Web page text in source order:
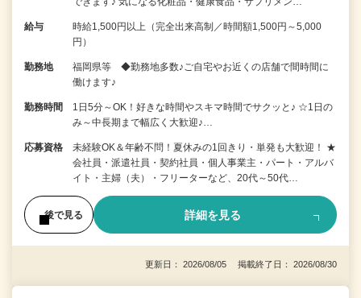
給与
時給1,500円以上（完全出来高制／時間額1,500円～5,000
円）
勤務地
福岡県等 ◆勤務地多数♪ご自宅やお近くの店舗で間時間に
働けます♪
勤務時間
1日5分～OK！好きな時間やスキマ時間でサクッと♪ ☆1日の
み～中長期まで幅広く大歓迎♪…
応募資格
未経験OK＆年齢不問！夏休みの1回きり・単発も大歓迎！ ★
会社員・派遣社員・契約社員・個人事業主・パート・アルバ
イト・主婦（夫）・フリーターなど、20代～50代…
後で見る 詳細を見る
更新日： 2026/08/05 掲載終了日： 2026/08/30